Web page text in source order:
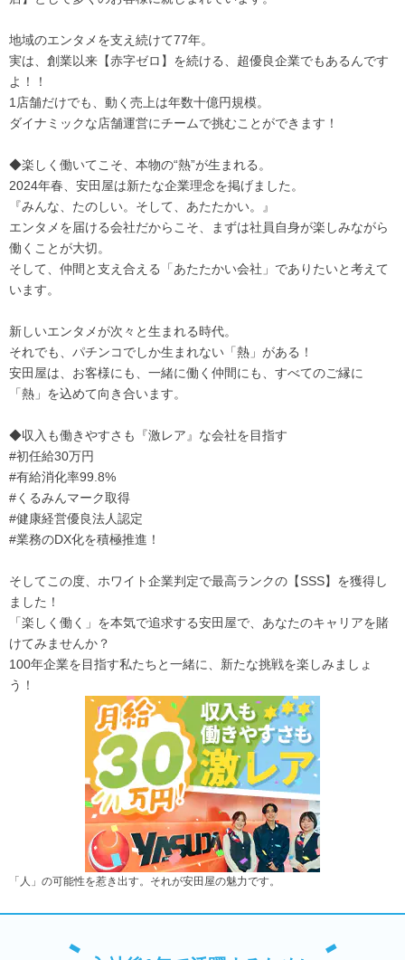
地域のエンタメを支え続けて77年。
実は、創業以来【赤字ゼロ】を続ける、超優良企業でもあるんです
よ！！
1店舗だけでも、動く売上は年数十億円規模。
ダイナミックな店舗運営にチームで挑むことができます！
◆楽しく働いてこそ、本物の“熱”が生まれる。
2024年春、安田屋は新たな企業理念を掲げました。
『みんな、たのしい。そして、あたたかい。』
エンタメを届ける会社だからこそ、まずは社員自身が楽しみながら
働くことが大切。
そして、仲間と支え合える「あたたかい会社」でありたいと考えて
います。
新しいエンタメが次々と生まれる時代。
それでも、パチンコでしか生まれない「熱」がある！
安田屋は、お客様にも、一緒に働く仲間にも、すべてのご縁に
「熱」を込めて向き合います。
◆収入も働きやすさも『激レア』な会社を目指す
#初任給30万円
#有給消化率99.8%
#くるみんマーク取得
#健康経営優良法人認定
#業務のDX化を積極推進！
そしてこの度、ホワイト企業判定で最高ランクの【SSS】を獲得し
ました！
「楽しく働く」を本気で追求する安田屋で、あなたのキャリアを賭
けてみませんか？
100年企業を目指す私たちと一緒に、新たな挑戦を楽しみましょ
う！
「人」の可能性を惹き出す。それが安田屋の魅力です。